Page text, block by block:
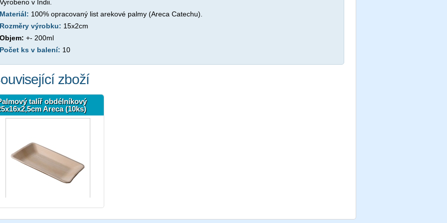
Vyrobeno v Indii.
Materiál: 100% opracovaný list arekové palmy (Areca Catechu).
Rozměry výrobku: 15x2cm
Objem: +- 200ml
Počet ks v balení: 10
zboží
talíř obdélníkový
Areca (10ks)